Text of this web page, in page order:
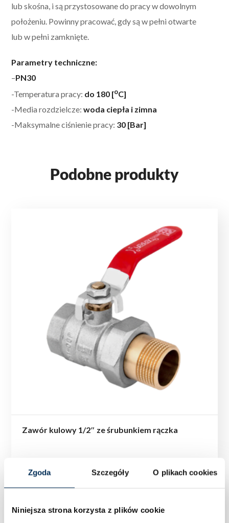
Zgoda Szczegóły O plikach cookies
Niniejsza strona korzysta z plików cookie
lub skośna, i są przystosowane do pracy w dowolnym
położeniu. Powinny pracować, gdy są w pełni otwarte
lub w pełni zamknięte.
Parametry techniczne:
–PN30
-Temperatura pracy: do 180 [oC]
-Media rozdzielcze:woda ciepła i zimna
-Maksymalne ciśnienie pracy: 30 [Bar]
Podobne produkty
Zawór kulowy 1/2″ ze śrubunkiem rączka